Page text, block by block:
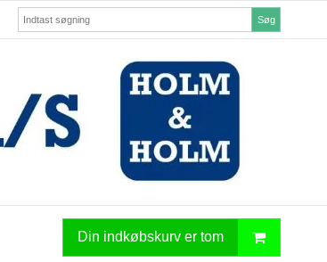
Søg
Din indkøbskurv er tom